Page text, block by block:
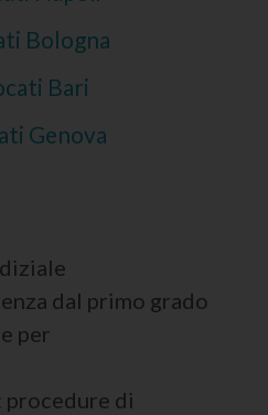
Bologna
Bari
Genova
dal primo grado
per
di